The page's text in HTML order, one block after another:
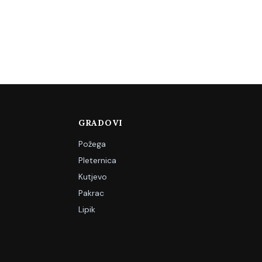
GRADOVI
Požega
Pleternica
Kutjevo
Pakrac
Lipik